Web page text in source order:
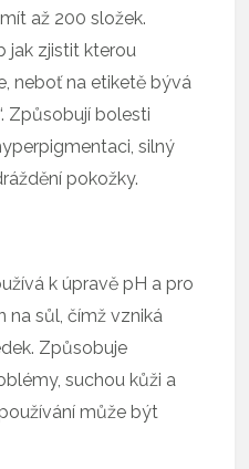
až 200 složek.
jak zjistit kterou
neboť na etiketě bývá
Způsobují bolesti
silný
pokožky.
k úpravě pH a pro
na sůl, čímž vzniká
Způsobuje
suchou kůži a
může být